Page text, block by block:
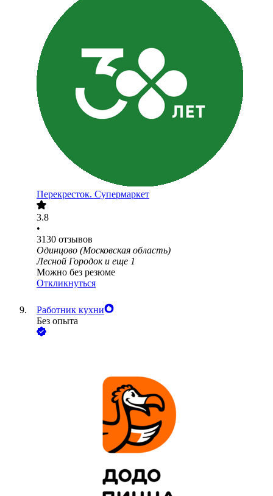
Перекресток. Супермаркет
3.8
•
3130 отзывов
Одинцово (Московская область)
Лесной Городок и еще 1
Можно без резюме
Откликнуться
Работник кухни
Без опыта